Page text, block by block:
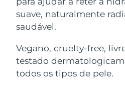
suave, naturalmente
saudável.
Vegano, cruelty-free,
testado
todos os tipos de pele.